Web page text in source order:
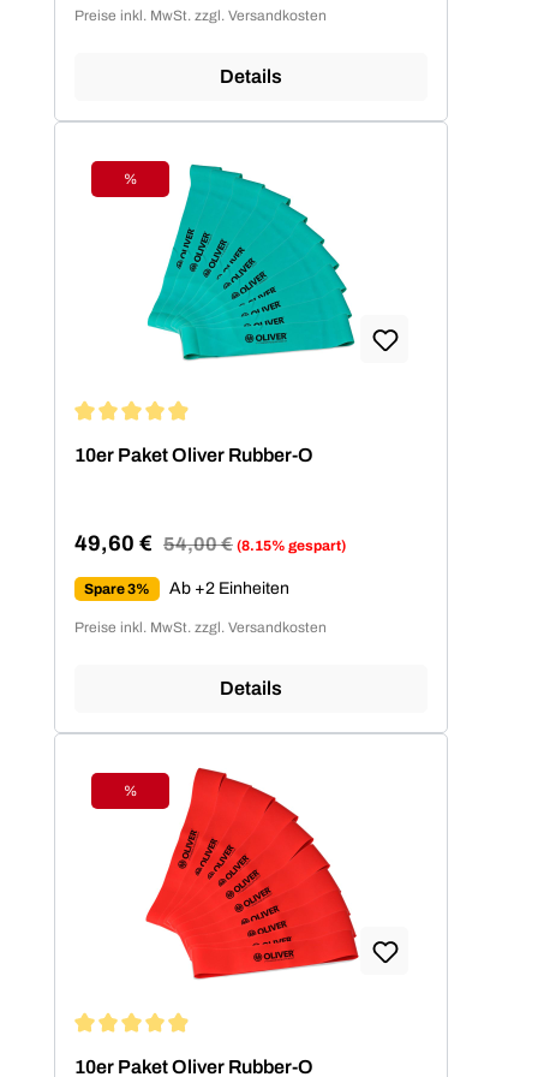
Preise inkl. MwSt. zzgl. Versandkosten
Details
Rabatt
%
10er Paket Oliver Rubber-O
Verkaufspreis:
49,60 € Regulärer Preis:
54,00 € (8.15% gespart)
Spare 3% Ab +2 Einheiten
Preise inkl. MwSt. zzgl. Versandkosten
Details
Rabatt
%
10er Paket Oliver Rubber-O